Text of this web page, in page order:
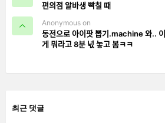
편의점 알바생 빡칠 때
Anonymous on
동전으로 아이팟 뽑기.machine 와..
게 뭐라고 8분 넋 놓고 봄ㅋㅋ
최근 댓글